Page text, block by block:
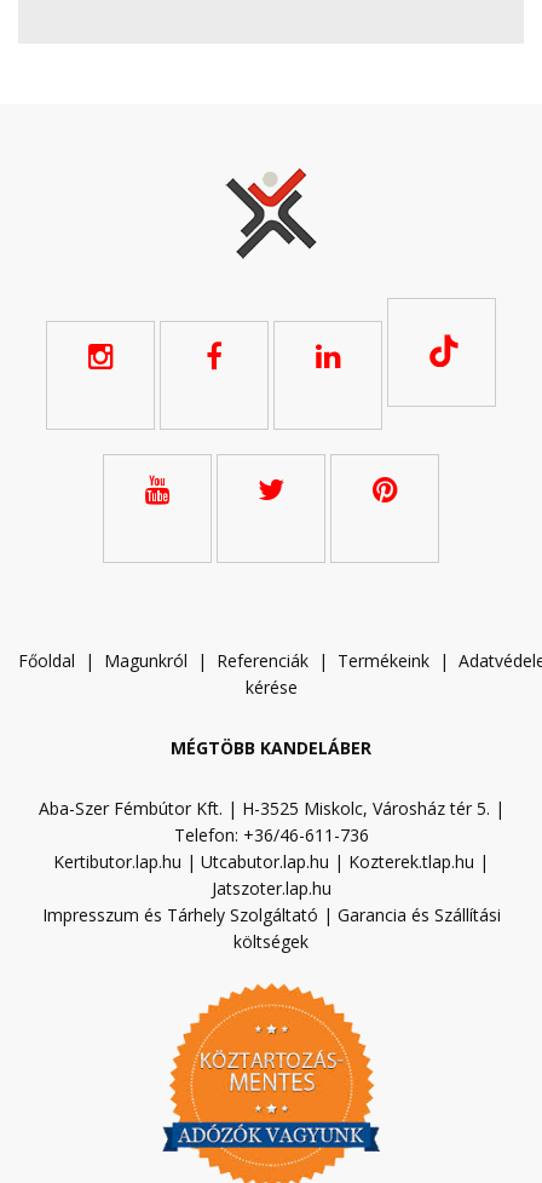
Főoldal | Magunkról | Referenciák | Termékeink | A
kérése
MÉGTÖBB KANDELÁBER
Aba-Szer Fémbútor Kft. | H-3525 Miskolc, Városház tér 5. |
Telefon: +36/46-611-736
Kertibutor.lap.hu | Utcabutor.lap.hu | Kozterek.tlap.hu |
Jatszoter.lap.hu
Impresszum és Tárhely Szolgáltató | Garancia és Szállítási
költségek